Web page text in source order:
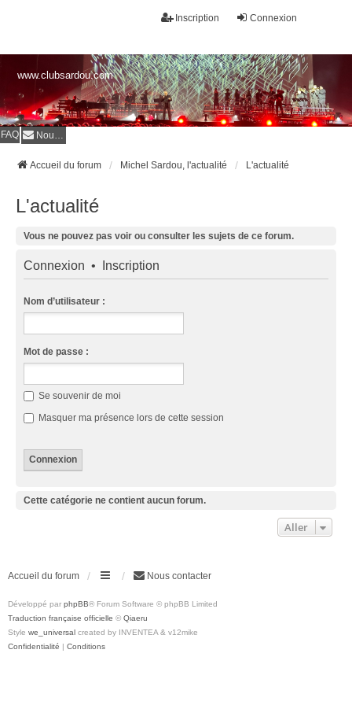
Connexion
Inscription
www.clubsardou.com
FAQ Nous contacter
Accueil du forum Michel Sardou, l'actualité L'actualité
L'actualité
Vous ne pouvez pas voir ou consulter les sujets de ce forum.
Connexion • Inscription
Nom d’utilisateur :
Mot de passe :
Se souvenir de moi
Masquer ma présence lors de cette session
Cette catégorie ne contient aucun forum.
Aller
Accueil du forum Nous contacter
Développé par phpBB® Forum Software © phpBB Limited
Traduction française officielle © Qiaeru
Style we_universal created by INVENTEA & v12mike
Confidentialité | Conditions